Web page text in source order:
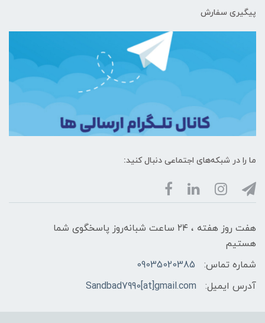
پیگیری سفارش
ما را در شبکه‌های اجتماعی دنبال کنید:
هفت روز هفته ، ۲۴ ساعت شبانه‌روز پاسخگوی شما
هستیم
شماره تماس:
09035020385
آدرس ایمیل:
Sandbad7990[at]gmail.com